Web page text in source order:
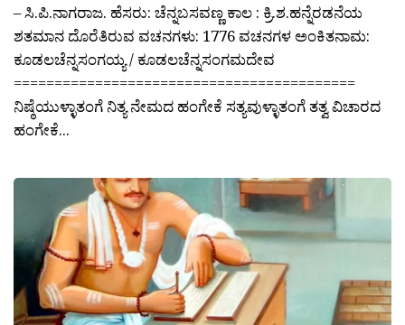
– ಸಿ.ಪಿ.ನಾಗರಾಜ. ಹೆಸರು: ಚೆನ್ನಬಸವಣ್ಣ ಕಾಲ : ಕ್ರಿ.ಶ.ಹನ್ನೆರಡನೆಯ
ಶತಮಾನ ದೊರೆತಿರುವ ವಚನಗಳು: 1776 ವಚನಗಳ ಅಂಕಿತನಾಮ:
ಕೂಡಲಚೆನ್ನಸಂಗಯ್ಯ / ಕೂಡಲಚೆನ್ನಸಂಗಮದೇವ
==========================================
ನಿಷ್ಠೆಯುಳ್ಳಾತಂಗೆ ನಿತ್ಯ ನೇಮದ ಹಂಗೇಕೆ ಸತ್ಯವುಳ್ಳಾತಂಗೆ ತತ್ವ ವಿಚಾರದ
ಹಂಗೇಕೆ...